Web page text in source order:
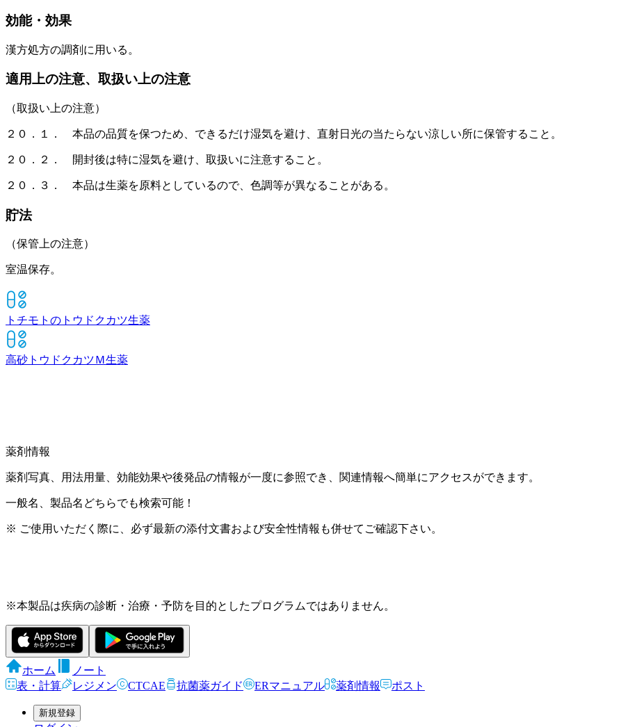
効能・効果
漢方処方の調剤に用いる。
適用上の注意、取扱い上の注意
（取扱い上の注意）
２０．１． 本品の品質を保つため、できるだけ湿気を避け、直射日光の当たらない涼しい所に保管すること。
２０．２． 開封後は特に湿気を避け、取扱いに注意すること。
２０．３． 本品は生薬を原料としているので、色調等が異なることがある。
貯法
（保管上の注意）
室温保存。
トチモトのトウドクカツ生薬
高砂トウドクカツＭ生薬
薬剤情報
薬剤写真、用法用量、効能効果や後発品の情報が一度に参照でき、関連情報へ簡単にアクセスができます。
一般名、製品名どちらでも検索可能！
※ ご使用いただく際に、必ず最新の添付文書および安全性情報も併せてご確認下さい。
※本製品は疾病の診断・治療・予防を目的としたプログラムではありません。
ホーム
ノート
表・計算
レジメン CTCAE 抗菌薬ガイド ERマニュアル 薬剤情報 ポスト
新規登録